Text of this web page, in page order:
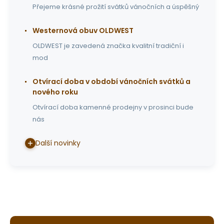
Přejeme krásné prožití svátků vánočních a úspěšný
Westernová obuv OLDWEST
OLDWEST je zavedená značka kvalitní tradiční i
mod
Otvírací doba v období vánočních svátků a
nového roku
Otvírací doba kamenné prodejny v prosinci bude
nás
Další novinky